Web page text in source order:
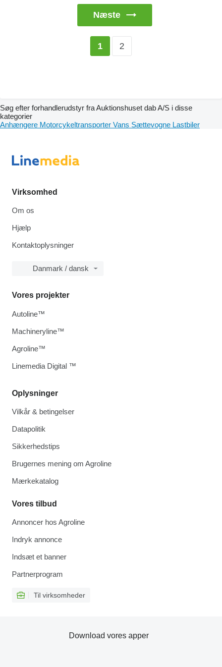
Næste
1 2
Søg efter forhandlerudstyr fra Auktionshuset dab A/S i disse
kategorier
Anhængere Motorcykeltransporter Vans Sættevogne Lastbiler
Virksomhed
Om os
Hjælp
Kontaktoplysninger
Danmark / dansk
Oplysninger
Vilkår & betingelser
Datapolitik
Sikkerhedstips
Brugernes mening om Agroline
Mærkekatalog
Vores tilbud
Annoncer hos Agroline
Indryk annonce
Indsæt et banner
Partnerprogram
Til virksomheder
Vores projekter
Autoline™
Machineryline™
Agroline™
Linemedia Digital ™
Download vores apper